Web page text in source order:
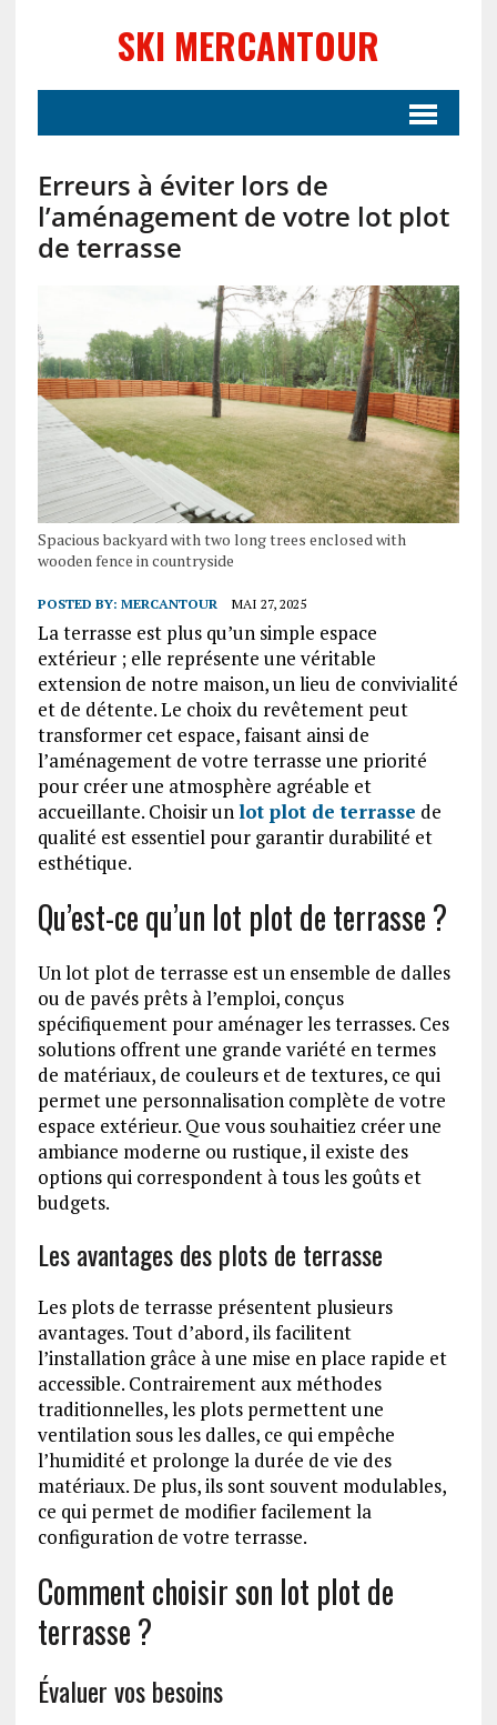
SKI MERCANTOUR
Erreurs à éviter lors de
l’aménagement de votre lot plot
de terrasse
Spacious backyard with two long trees enclosed with
wooden fence in countryside
POSTED BY: MERCANTOUR MAI 27, 2025
La terrasse est plus qu’un simple espace
extérieur ; elle représente une véritable
extension de notre maison, un lieu de convivialité
et de détente. Le choix du revêtement peut
transformer cet espace, faisant ainsi de
l’aménagement de votre terrasse une priorité
pour créer une atmosphère agréable et
accueillante. Choisir unlot plot de terrasse de
qualité est essentiel pour garantir durabilité et
esthétique.
Qu’est-ce qu’un lot plot de terrasse ?
Un lot plot de terrasse est un ensemble de dalles
ou de pavés prêts à l’emploi, conçus
spécifiquement pour aménager les terrasses. Ces
solutions offrent une grande variété en termes
de matériaux, de couleurs et de textures, ce qui
permet une personnalisation complète de votre
espace extérieur. Que vous souhaitiez créer une
ambiance moderne ou rustique, il existe des
options qui correspondent à tous les goûts et
budgets.
Les avantages des plots de terrasse
Les plots de terrasse présentent plusieurs
avantages. Tout d’abord, ils facilitent
l’installation grâce à une mise en place rapide et
accessible. Contrairement aux méthodes
traditionnelles, les plots permettent une
ventilation sous les dalles, ce qui empêche
l’humidité et prolonge la durée de vie des
matériaux. De plus, ils sont souvent modulables,
ce qui permet de modifier facilement la
configuration de votre terrasse.
Comment choisir son lot plot de
terrasse ?
Évaluer vos besoins